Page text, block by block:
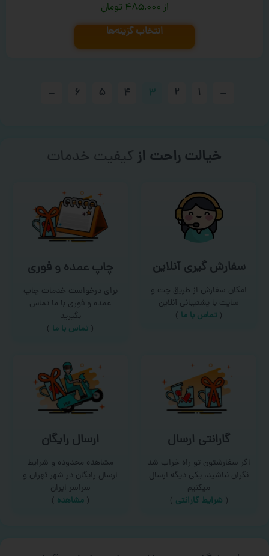
۴۸۵,۰۰۰ تومان
انتخاب گزینه‌ها
→ ۱ ۲ ۳ ۴ ۵ ۶ ←
خیالت راحت ازسفارش گیری
سفارش گیری آنلاین
امکان سفارش از طریق چت و
سایت با پشتیبانی آنلاین
( تماس با ما‌ )
چاپ عمده و فوری
برای درخواست خدمات چاپ
عمده و فوری با ما تماس
بگیرید
( تماس با ما )
گارانتی ارسال
اگر سفارشتون تو راه خراب شد
نگران نباشید، یکی دیگه ارسال
میکنیم
( شرایط گارانتی )
ارسال رایگان
مشاهده محدوده و شرایط
ارسال رایگان در شهر تهران و
سراسر ایران
(مشاهده )